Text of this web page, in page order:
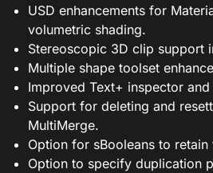
USD enhancements for
volumetric shading.
Stereoscopic 3D clip support
Multiple shape toolset
Improved Text+ inspector
Support for deleting and
MultiMerge.
Option for sBooleans to retain
Option to specify duplication